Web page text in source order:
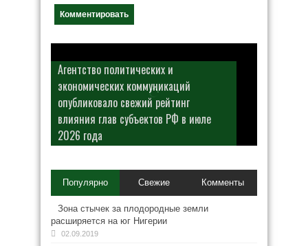
Агентство политических и
экономических коммуникаций
опубликовало свежий рейтинг
влияния глав субъектов РФ в июле
2026 года
Популярно Свежие Комменты
Зона стычек за плодородные земли
расширяется на юг Нигерии
02.09.2019